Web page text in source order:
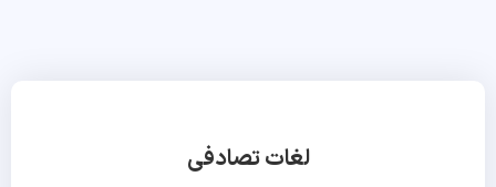
لغات تصادفی